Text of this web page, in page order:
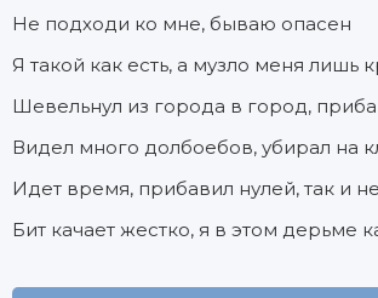
Не подходи ко мне, бываю опасен
Я такой как есть, а музло меня лишь
Шевельнул из города в город,
Видел много долбоебов, убирал на
Идет время, прибавил нулей, так и
Бит качает жестко, я в этом дерьме